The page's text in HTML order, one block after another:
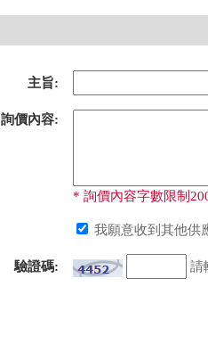
主旨:
詢價內容:
* 詢價內容字數限制
我願意收到其他供
驗證碼: 請